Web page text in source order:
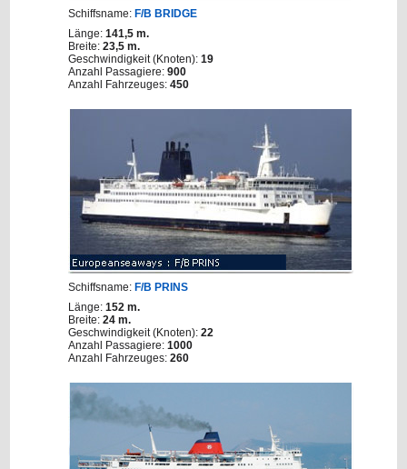
Schiffsname: F/B BRIDGE
Länge:141,5 m.
Breite:23,5 m.
Geschwindigkeit (Knoten):19
Anzahl Passagiere:900
Anzahl Fahrzeuges:450
Schiffsname: F/B PRINS
Länge:152 m.
Breite:24 m.
Geschwindigkeit (Knoten):22
Anzahl Passagiere:1000
Anzahl Fahrzeuges:260